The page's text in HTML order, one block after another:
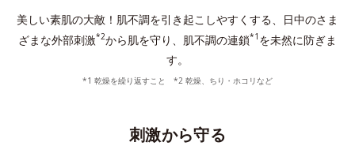
美しい素肌の大敵！肌不調を引き起こしやすくする、日中のさま
ざまな外部刺激*2から肌を守り、肌不調の連鎖*1 を未然に防ぎま
す。
*1 乾燥を繰り返すこと *2 乾燥、ちり・ホコリなど
刺激から守る